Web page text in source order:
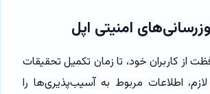
امنیتی اپل
از کاربران خود، تا زمان تکمیل تحقیقات
اطلاعات مربوط به آسیب‌پذیری‌ها را